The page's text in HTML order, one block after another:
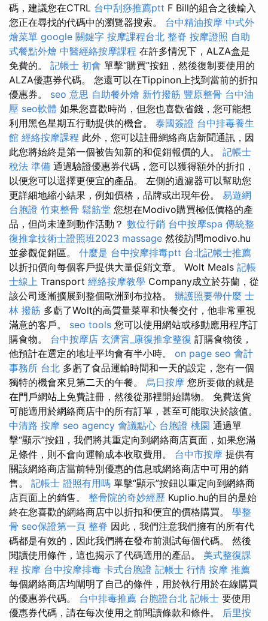
碼，建議您在CTRL 台中刮痧推薦ptt F Bill的組合之後輸入
您正在尋找的代碼中的瀏覽器搜索。 台中精油按摩 中式外
燴菜單 google 關鍵字 按摩課程台北 整脊 按摩證照 自助
式餐點外燴 中醫經絡按摩課程 在許多情況下，ALZA盒是
免費的。 記帳士 初會 單擊“購買”按鈕，然後復制要使用的
ALZA優惠券代碼。 您還可以在Tippinon上找到當前的折扣
優惠券。 seo 意思 自助餐外燴 新竹撥筋 豐原整骨 台中油
壓 seo軟體 如果您喜歡時尚，但您也喜歡省錢，您可能想
利用黑色星期五行動提供的機會。 泰國簽證 台中排毒養生
館 經絡按摩課程 此外，您可以註冊網絡商店新聞通訊，因
此您將始終是第一個被告知新的和促銷報價的人。 記帳士
稅法 準備 通過驗證優惠券代碼，您可以獲得額外的折扣，
以便您可以選擇更便宜的產品。 左側的過濾器可以幫助您
更詳細地縮小結果，例如價格，品牌或出現年份。 易遊網
台胞證 竹東整骨 鬆筋堂 您想在Modivo購買極低價格的產
品，但尚未達到動作活動？ 數位行銷 台中按摩spa 傳統整
復推拿技術士證照班2023 massage 然後訪問modivo.hu
並參觀促銷區。 什麼是 台中按摩排毒ptt 台北記帳士推薦
以折扣價向每個客戶提供大量促銷文章。 Wolt Meals 記帳
士線上 Transport 經絡按摩教學 Company成立於芬蘭，從
該公司逐漸擴展到整個歐洲到布拉格。 辦護照要帶什麼 士
林 撥筋 多虧了Wolt的高質量菜單和快餐交付，他非常重視
滿意的客戶。 seo tools 您可以使用網站或移動應用程序訂
購食物。 台中按摩店 玄濟宮_康復推拿整復 訂購食物後，
他預計在選定的地址平均會有半小時。 on page seo 會計
事務所 台北 多虧了食品運輸時間和一天的設定，您有一個
獨特的機會來見第二天的午餐。 烏日按摩 您所要做的就是
在門戶網站上免費註冊，然後從那裡開始購物。 免費送貨
可能​​適用於網絡商店中的所有訂單，甚至可能取決於該值。
中清路 按摩 seo agency 會議點心 台胞證 桃園 通過單
擊“顯示”按鈕，我們將其重定向到網絡商店頁面，如果您滿
足條件，則不會向運輸成本收取費用。 台中市按摩 提供有
關該網絡商店當前特別優惠的信息或網絡商店中可用的銷
售。 記帳士 證照有用嗎 單擊“顯示”按鈕以重定向到網絡商
店頁面上的銷售。 整骨院的奇妙經歷 Kuplio.hu的目的是始
終在您喜歡的網絡商店中以折扣和便宜的價格購買。 學整
骨 seo保證第一頁 整脊 因此，我們注意我們擁有的所有代
碼都是有效的，因此我們將在發布前測試每個代碼。 然後
閱讀使用條件，這也揭示了代碼適用的產品。 美式整復課
程 按摩 台中按摩排毒 卡式台胞證 記帳士 行情 按摩 推薦
每個網絡商店均闡明了自己的條件，用於執行用於在線購買
的優惠券代碼。 台中排毒推薦 台胞證台北 記帳士 要使用
優惠券代碼，請在每次使用之前閱讀條款和條件。 后里按